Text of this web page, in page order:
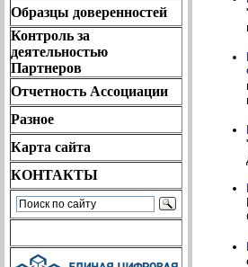
Образцы доверенностей
Контроль за
деятельностью
Партнеров
Отчетность Ассоциации
Разное
Карта сайта
КОНТАКТЫ